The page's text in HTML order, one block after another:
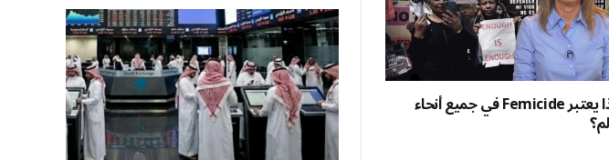
لماذا يعتبر Femicide في جميع أنحاء